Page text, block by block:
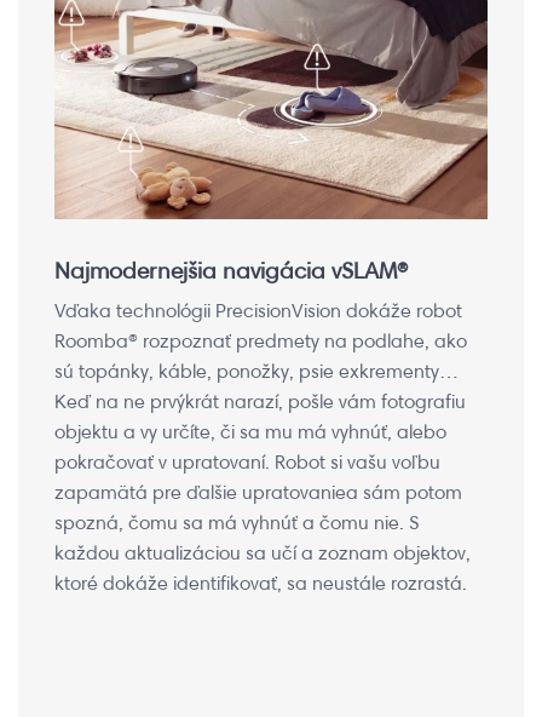
Najmodernejšia navigácia vSLAM®
Vďaka technológii PrecisionVision dokáže robot
Roomba® rozpoznať predmety na podlahe, ako
sú topánky, káble, ponožky, psie exkrementy…
Keď na ne prvýkrát narazí, pošle vám fotografiu
objektu a vy určíte, či sa mu má vyhnúť, alebo
pokračovať v upratovaní. Robot si vašu voľbu
zapamätá pre ďalšie upratovaniea sám potom
spozná, čomu sa má vyhnúť a čomu nie. S
každou aktualizáciou sa učí a zoznam objektov,
ktoré dokáže identifikovať, sa neustále rozrastá.